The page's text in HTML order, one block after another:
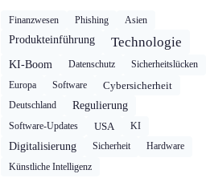
Finanzwesen Phishing Asien
Produkteinführung Technologie
KI-Boom Datenschutz
Sicherheitslücken
Europa
Software Cybersicherheit
Deutschland Regulierung
Software-Updates USA KI
Digitalisierung Sicherheit
Hardware
Künstliche Intelligenz